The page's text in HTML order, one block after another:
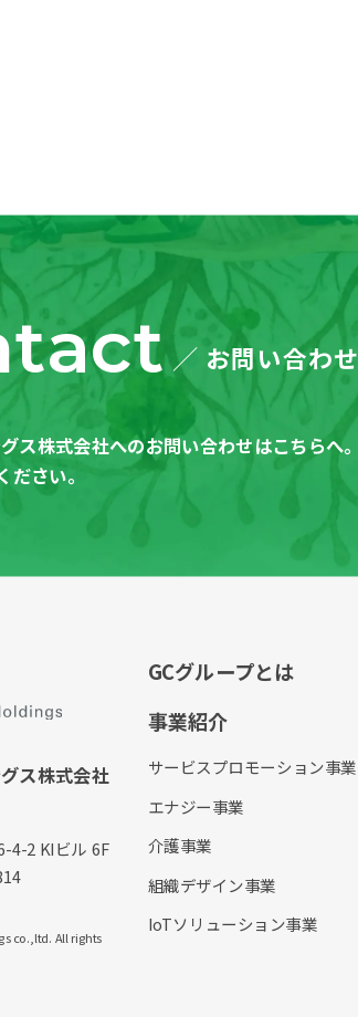
お問い合わせ
ス株式会社へのお問い合わせはこちらへ。
ださい。
ス株式会社
4-2 KIビル 6F
co.,ltd. All rights
GCグループとは
事業紹介
サービスプロモーション事業
エナジー事業
介護事業
組織デザイン事業
IoTソリューション事業